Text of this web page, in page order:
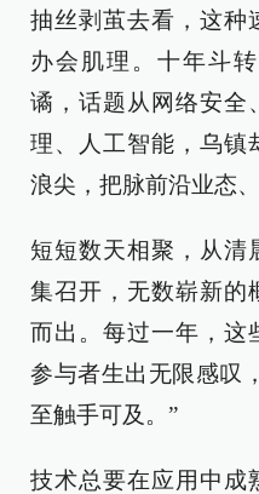
抽丝剥茧去看，这种
办会肌理。十年斗
谲，话题从网络安全
理、人工智能，乌镇
浪尖，把脉前沿业态
短短数天相聚，从清
集召开，无数崭新的
而出。每过一年，这
参与者生出无限感叹
至触手可及。”
技术总要在应用中成